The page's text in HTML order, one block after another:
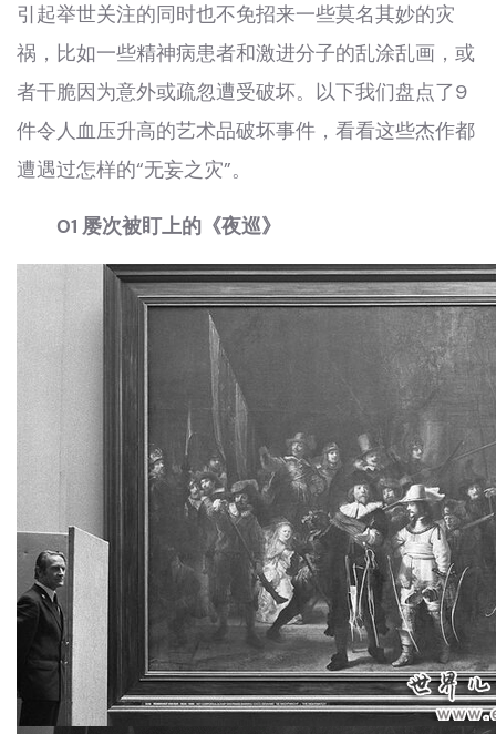
引起举世关注的同时也不免招来一些莫名其妙的灾
祸，比如一些精神病患者和激进分子的乱涂乱画，或
者干脆因为意外或疏忽遭受破坏。以下我们盘点了9
件令人血压升高的艺术品破坏事件，看看这些杰作都
遭遇过怎样的“无妄之灾”。
01 屡次被盯上的《夜巡》